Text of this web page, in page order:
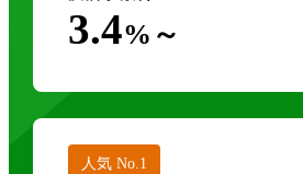
3.4%～
人気 No.1